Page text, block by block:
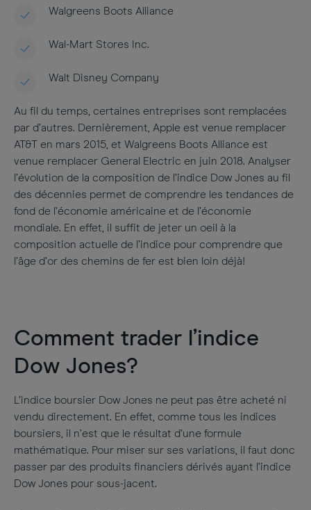
Walgreens Boots Alliance
Wal-Mart Stores Inc.
Walt Disney Company
Au fil du temps, certaines entreprises sont remplacées
par d’autres. Dernièrement, Apple est venue remplacer
AT&T en mars 2015, et Walgreens Boots Alliance est
venue remplacer General Electric en juin 2018. Analyser
l’évolution de la composition de l’indice Dow Jones au fil
des décennies permet de comprendre les tendances de
fond de l’économie américaine et de l’économie
mondiale. En effet, il suffit de jeter un oeil à la
composition actuelle de l’indice pour comprendre que
l’âge d’or des chemins de fer est bien loin déjà!
Comment trader l’indice
Dow Jones?
L’indice boursier Dow Jones ne peut pas être acheté ni
vendu directement. En effet, comme tous les indices
boursiers, il n’est que le résultat d’une formule
mathématique. Pour miser sur ses variations, il faut donc
passer par des produits financiers dérivés ayant l’indice
Dow Jones pour sous-jacent.